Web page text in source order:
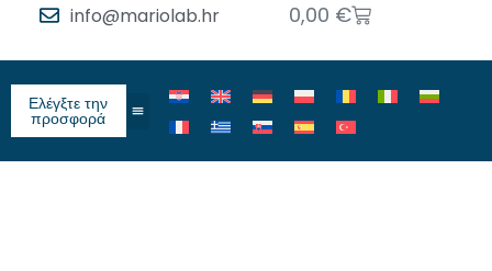
info@mariolab.hr 0,00 €
Ελέγξτε την
προσφορά